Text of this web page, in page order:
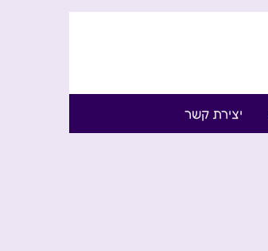
יצירת קשר